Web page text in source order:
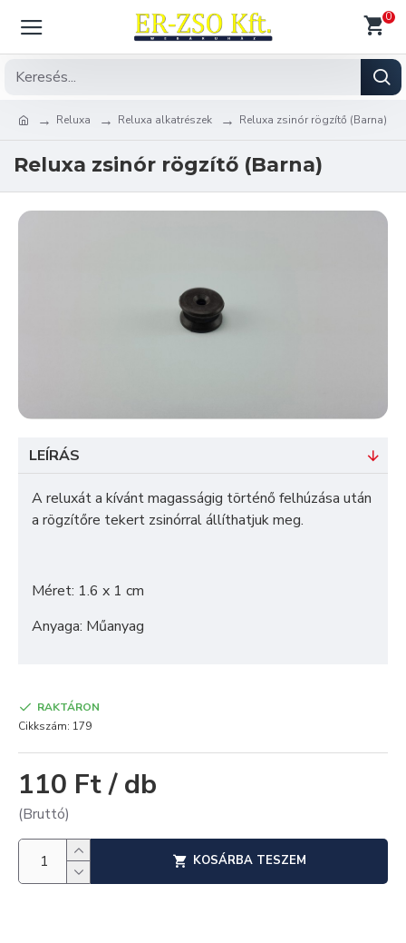
0
Reluxa Reluxa alkatrészek Reluxa zsinór rögzítő (Barna)
Reluxa zsinór rögzítő (Barna)
LEÍRÁS
A reluxát a kívánt magasságig történő felhúzása után
a rögzítőre tekert zsinórral állíthatjuk meg.
Méret: 1.6 x 1 cm
Anyaga: Műanyag
110 Ft / db
(Bruttó)
RAKTÁRON
Cikkszám: 179
KOSÁRBA TESZEM